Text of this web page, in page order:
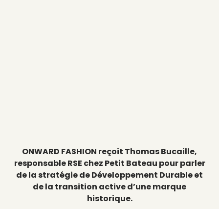
ONWARD FASHION reçoit Thomas Bucaille,
responsable RSE chez Petit Bateau pour parler
de la stratégie de Développement Durable et
de la transition active d’une marque
historique.